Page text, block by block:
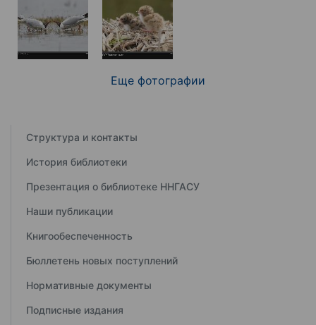
Еще фотографии
Структура и контакты
История библиотеки
Презентация о библиотеке ННГАСУ
Наши публикации
Книгообеспеченность
Бюллетень новых поступлений
Нормативные документы
Подписные издания